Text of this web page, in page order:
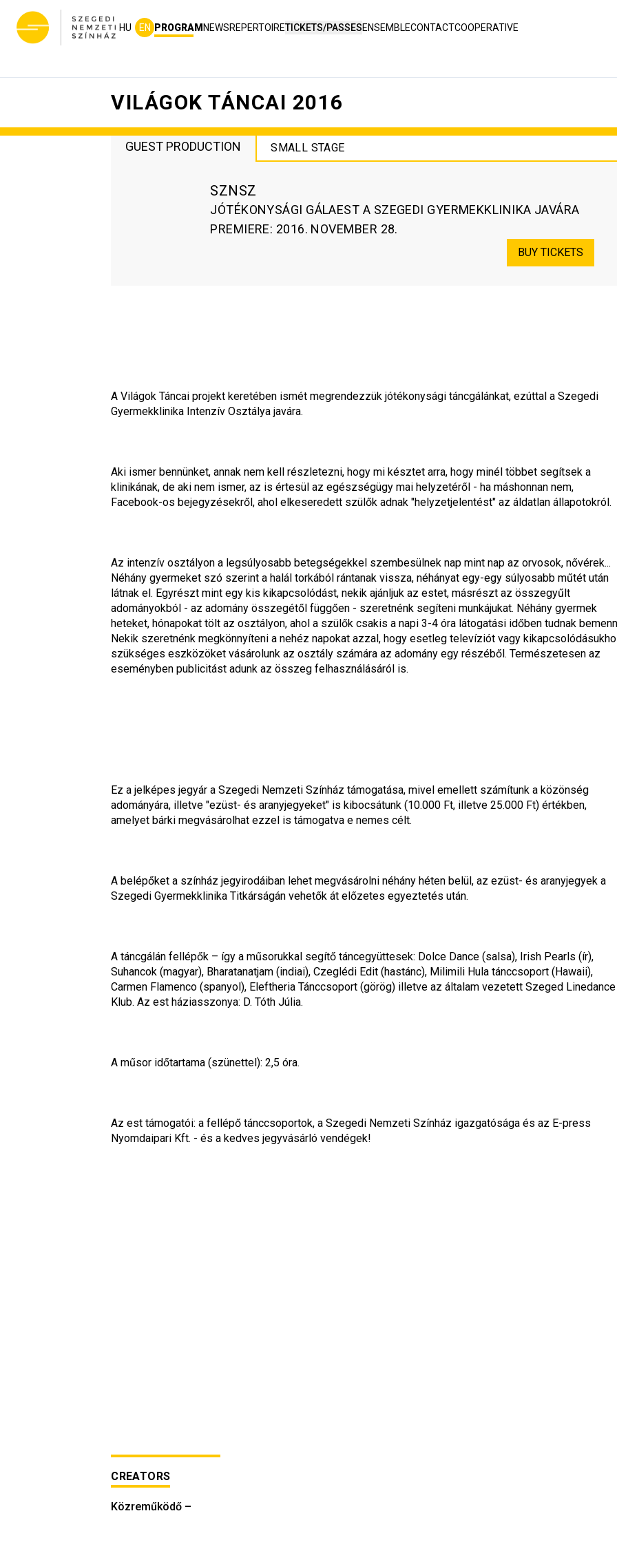
HU EN PROGRAM NEWSREPERTOIRETICKETS/PASSESENSEMBLECONTACTCOOPERATIVE
VILÁGOK TÁNCAI 2016
GUEST PRODUCTION SMALL STAGE
SZNSZ
JÓTÉKONYSÁGI GÁLAEST A SZEGEDI GYERMEKKLINIKA JAVÁRA
PREMIERE: 2016. NOVEMBER 28.
BUY TICKETS
A Világok Táncai projekt keretében ismét megrendezzük jótékonysági táncgálánkat, ezúttal a Szegedi
Gyermekklinika Intenzív Osztálya javára.
Aki ismer bennünket, annak nem kell részletezni, hogy mi késztet arra, hogy minél többet segítsek a
klinikának, de aki nem ismer, az is értesül az egészségügy mai helyzetéről - ha máshonnan nem,
Facebook-os bejegyzésekről, ahol elkeseredett szülők adnak "helyzetjelentést" az áldatlan állapotokról.
Az intenzív osztályon a legsúlyosabb betegségekkel szembesülnek nap mint nap az orvosok, nővérek...
Néhány gyermeket szó szerint a halál torkából rántanak vissza, néhányat egy-egy súlyosabb műtét után
látnak el. Egyrészt mint egy kis kikapcsolódást, nekik ajánljuk az estet, másrészt az összegyűlt
adományokból - az adomány összegétől függően - szeretnénk segíteni munkájukat. Néhány gyermek
heteket, hónapokat tölt az osztályon, ahol a szülők csakis a napi 3-4 óra látogatási időben tudnak
Nekik szeretnénk megkönnyíteni a nehéz napokat azzal, hogy esetleg televíziót vagy
szükséges eszközöket vásárolunk az osztály számára az adomány egy részéből. Természetesen az
eseményben publicitást adunk az összeg felhasználásáról is.
Ez a jelképes jegyár a Szegedi Nemzeti Színház támogatása, mivel emellett számítunk a közönség
adományára, illetve "ezüst- és aranyjegyeket" is kibocsátunk (10.000 Ft, illetve 25.000 Ft) értékben,
amelyet bárki megvásárolhat ezzel is támogatva e nemes célt.
A belépőket a színház jegyirodáiban lehet megvásárolni néhány héten belül, az ezüst- és aranyjegyek a
Szegedi Gyermekklinika Titkárságán vehetők át előzetes egyeztetés után.
A táncgálán fellépők – így a műsorukkal segítő táncegyüttesek: Dolce Dance (salsa), Irish Pearls (ír),
Suhancok (magyar), Bharatanatjam (indiai), Czeglédi Edit (hastánc), Milimili Hula tánccsoport (Hawaii),
Carmen Flamenco (spanyol), Eleftheria Tánccsoport (görög) illetve az általam vezetett Szeged Linedance
Klub. Az est háziasszonya: D. Tóth Júlia.
A műsor időtartama (szünettel): 2,5 óra.
Az est támogatói: a fellépő tánccsoportok, a Szegedi Nemzeti Színház igazgatósága és az E-press
Nyomdaipari Kft. - és a kedves jegyvásárló vendégek!
CREATORS
Közreműködő –